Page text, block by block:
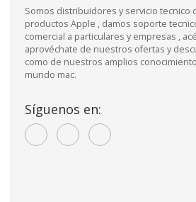
Somos distribuidores y servicio tecnico
productos Apple , damos soporte
comercial a particulares y empresas ,
aprovéchate de nuestros ofertas y
como de nuestros amplios
mundo mac.
Síguenos en: